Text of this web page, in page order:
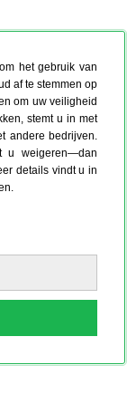
het gebruik van
af te stemmen op
om uw veiligheid
stemt u in met
andere bedrijven.
u weigeren—dan
details vindt u in